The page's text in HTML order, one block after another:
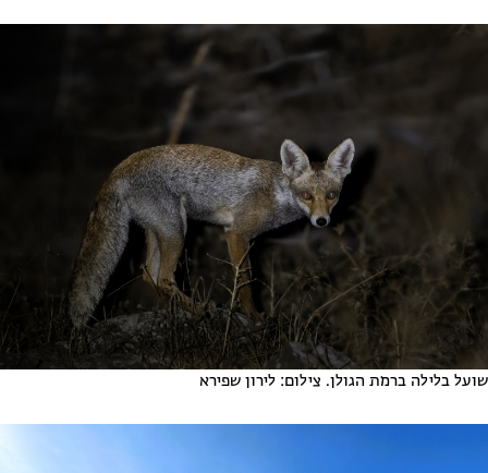
שועל בלילה ברמת הגולן. צילום: לירון שפירא